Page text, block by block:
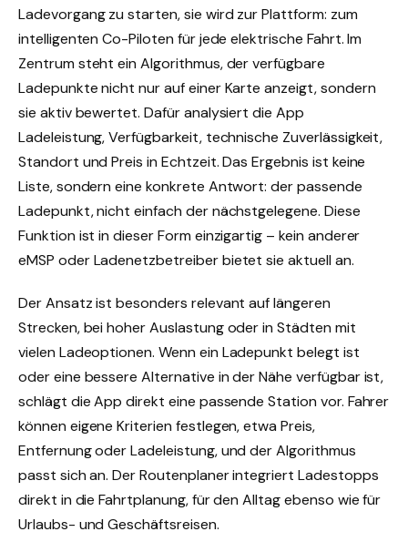
Ladevorgang zu starten, sie wird zur Plattform: zum
intelligenten Co-Piloten für jede elektrische Fahrt. Im
Zentrum steht ein Algorithmus, der verfügbare
Ladepunkte nicht nur auf einer Karte anzeigt, sondern
sie aktiv bewertet. Dafür analysiert die App
Ladeleistung, Verfügbarkeit, technische Zuverlässigkeit,
Standort und Preis in Echtzeit. Das Ergebnis ist keine
Liste, sondern eine konkrete Antwort: der passende
Ladepunkt, nicht einfach der nächstgelegene. Diese
Funktion ist in dieser Form einzigartig – kein anderer
eMSP oder Ladenetzbetreiber bietet sie aktuell an.
Der Ansatz ist besonders relevant auf längeren
Strecken, bei hoher Auslastung oder in Städten mit
vielen Ladeoptionen. Wenn ein Ladepunkt belegt ist
oder eine bessere Alternative in der Nähe verfügbar ist,
schlägt die App direkt eine passende Station vor. Fahrer
können eigene Kriterien festlegen, etwa Preis,
Entfernung oder Ladeleistung, und der Algorithmus
passt sich an. Der Routenplaner integriert Ladestopps
direkt in die Fahrtplanung, für den Alltag ebenso wie für
Urlaubs- und Geschäftsreisen.